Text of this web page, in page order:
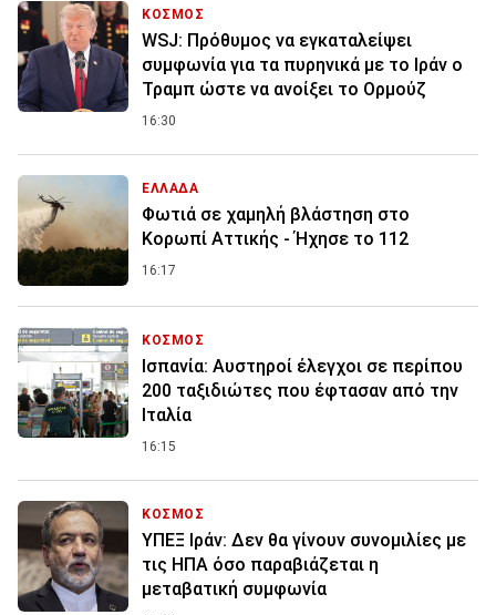
ΚΟΣΜΟΣ
WSJ: Πρόθυμος να εγκαταλείψει
συμφωνία για τα πυρηνικά με το Ιράν ο
Τραμπ ώστε να ανοίξει το Ορμούζ
16:30
ΕΛΛΑΔΑ
Φωτιά σε χαμηλή βλάστηση στο
Κορωπί Αττικής - Ήχησε το 112
16:17
ΚΟΣΜΟΣ
Ισπανία: Aυστηροί έλεγχοι σε περίπου
200 ταξιδιώτες που έφτασαν από την
Ιταλία
16:15
ΚΟΣΜΟΣ
ΥΠΕΞ Ιράν: Δεν θα γίνουν συνομιλίες με
τις ΗΠΑ όσο παραβιάζεται η
μεταβατική συμφωνία